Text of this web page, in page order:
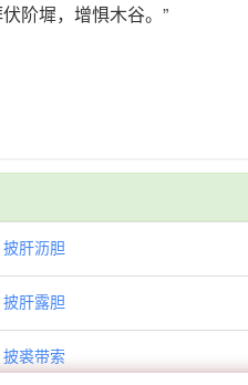
阶墀，增惧木谷。”
披肝沥胆
披肝露胆
披裘带索